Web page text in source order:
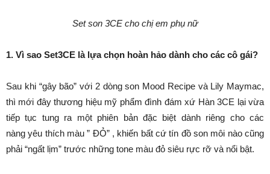
Set son 3CE cho chị em phụ nữ
1. Vì sao Set3CE là lựa chọn hoàn hảo dành cho các cô gái?
Sau khi “gây bão” với 2 dòng son Mood Recipe và Lily Maymac,
thì mới đây thương hiệu mỹ phẩm đình đám xứ Hàn 3CE lại vừa
tiếp tục tung ra một phiên bản đặc biệt dành riêng cho các
nàng yêu thích màu ” ĐỎ” , khiến bất cứ tín đồ son môi nào cũng
phải “ngất lịm” trước những tone màu đỏ siêu rực rỡ và nổi bật.